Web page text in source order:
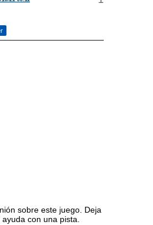
sobre este juego. Deja
con una pista.